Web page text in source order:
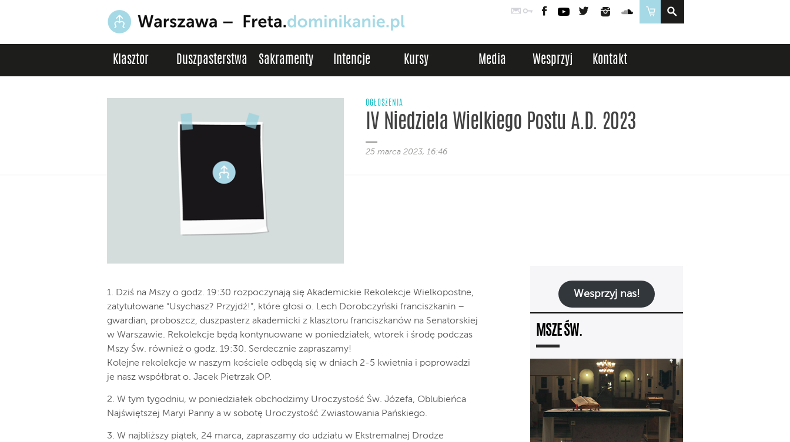
PocztaLogowanie
FacebookYouTubeTwitter InstagramSoundCloud
Sklep
Klasztor Duszpasterstwa Sakramenty Intencje Kursy Media Wesprzyj Kontakt
OGŁOSZENIA
IV Niedziela Wielkiego Postu A.D. 2023
25 marca 2023, 16:46
1. Dziś na Mszy o godz. 19:30 rozpoczynają się Akademickie Rekolekcje Wielkopostne,
zatytułowane “Usychasz? Przyjdź!”, które głosi o. Lech Dorobczyński franciszkanin –
gwardian, proboszcz, duszpasterz akademicki z klasztoru franciszkanów na Senatorskiej
w Warszawie. Rekolekcje będą kontynuowane w poniedziałek, wtorek i środę podczas
Mszy Św. również o godz. 19:30. Serdecznie zapraszamy!
Kolejne rekolekcje w naszym kościele odbędą się w dniach 2-5 kwietnia i poprowadzi
je nasz współbrat o. Jacek Pietrzak OP.
2. W tym tygodniu, w poniedziałek obchodzimy Uroczystość Św. Józefa, Oblubieńca
Najświętszej Maryi Panny a w sobotę Uroczystość Zwiastowania Pańskiego.
3. W najbliższy piątek, 24 marca, zapraszamy do udziału w Ekstremalnej Drodze
Wesprzyj nas!
MSZE ŚW.